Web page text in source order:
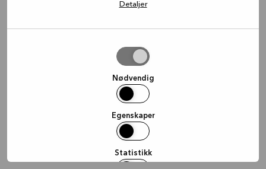
Detaljer
Nødvendig
Egenskaper
Statistikk